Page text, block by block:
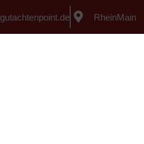
RheinMain